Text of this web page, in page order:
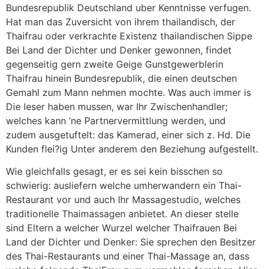
Bundesrepublik Deutschland uber Kenntnisse verfugen.
Hat man das Zuversicht von ihrem thailandisch, der
Thaifrau oder verkrachte Existenz thailandischen Sippe
Bei Land der Dichter und Denker gewonnen, findet
gegenseitig gern zweite Geige Gunstgewerblerin
Thaifrau hinein Bundesrepublik, die einen deutschen
Gemahl zum Mann nehmen mochte. Was auch immer is
Die leser haben mussen, war Ihr Zwischenhandler;
welches kann ‘ne Partnervermittlung werden, und
zudem ausgetuftelt: das Kamerad, einer sich z. Hd. Die
Kunden flei?ig Unter anderem den Beziehung aufgestellt.
Wie gleichfalls gesagt, er es sei kein bisschen so
schwierig: ausliefern welche umherwandern ein Thai-
Restaurant vor und auch Ihr Massagestudio, welches
traditionelle Thaimassagen anbietet. An dieser stelle
sind Eltern a welcher Wurzel welcher Thaifrauen Bei
Land der Dichter und Denker: Sie sprechen den Besitzer
des Thai-Restaurants und einer Thai-Massage an, dass